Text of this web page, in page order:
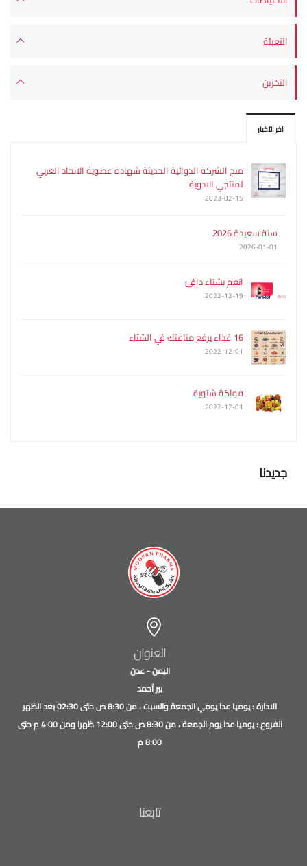
آخر الأخبار
منح الشركة الدوائية الحديثة شهادة عضوية الاتحاد العربي
لمنتجي الادوية
2023-02-15
سنة سعيدة 2026
2026-01-01
انعم بشتاء دافئ
2022-12-19
16 غذاء يرفع مناعتك في الشتاء
2022-12-01
فواكة شتوية
2022-12-01
جديدنا
التعبئة
التخزين
العنوان
اليمن - عدن
بير أحمد
الادارة : يوميا عدا يومي الجمعة والسبت ، من 8:30 ص حتى 02:30 بعد الظهر
الفروع : يوميا عدا يوم الجمعة ، من 8:30 ص حتى 12:00 ظهرا ومن 4:00 م حتى
8:00 م
تابعنا